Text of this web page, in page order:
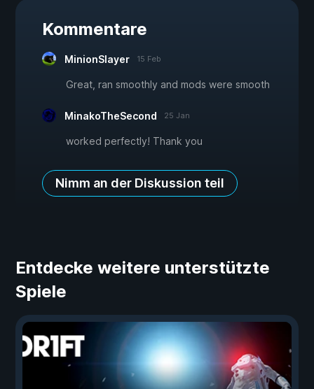
Kommentare
MinionSlayer 15 Feb
Great, ran smoothly and mods were smooth
MinakoTheSecond 25 Jan
worked perfectly! Thank you
Nimm an der Diskussion teil
Entdecke weitere unterstützte
Spiele